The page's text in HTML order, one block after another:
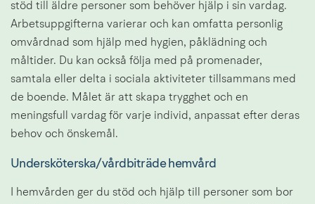
stöd till äldre personer som behöver hjälp i sin vardag.
Arbetsuppgifterna varierar och kan omfatta personlig
omvårdnad som hjälp med hygien, påklädning och
måltider. Du kan också följa med på promenader,
samtala eller delta i sociala aktiviteter tillsammans med
de boende. Målet är att skapa trygghet och en
meningsfull vardag för varje individ, anpassat efter deras
behov och önskemål.
Undersköterska/vårdbiträde hemvård
I hemvården ger du stöd och hjälp till personer som bor